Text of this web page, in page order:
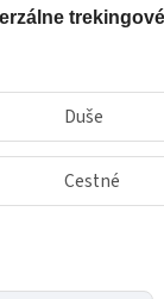
Duše
Cestné